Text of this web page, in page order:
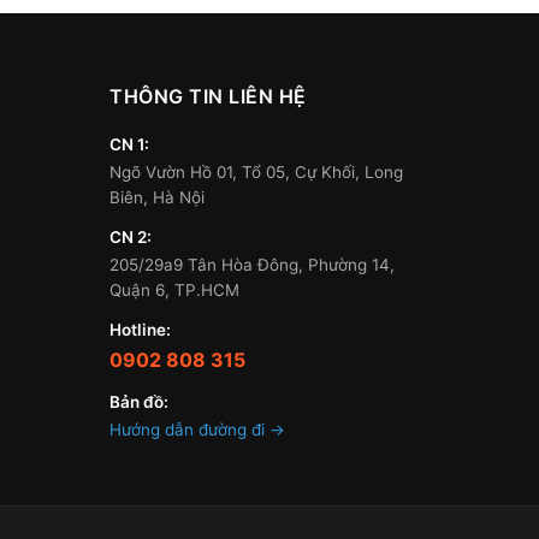
THÔNG TIN LIÊN HỆ
CN 1:
Ngõ Vườn Hồ 01, Tổ 05, Cự Khối, Long
Biên, Hà Nội
CN 2:
205/29a9 Tân Hòa Đông, Phường 14,
Quận 6, TP.HCM
Hotline:
0902 808 315
Bản đồ:
Hướng dẫn đường đi →